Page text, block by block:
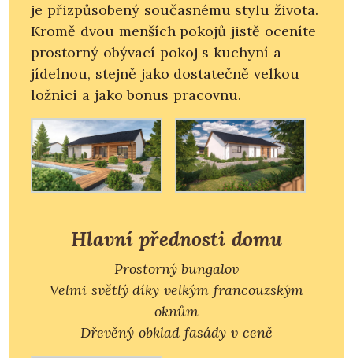
je přizpůsobený současnému stylu života.
Kromě dvou menších pokojů jistě oceníte
prostorný obývací pokoj s kuchyní a
jídelnou, stejně jako dostatečně velkou
ložnici a jako bonus pracovnu.
Hlavní přednosti domu
Prostorný bungalov
Velmi světlý díky velkým francouzským
oknům
Dřevěný obklad fasády v ceně